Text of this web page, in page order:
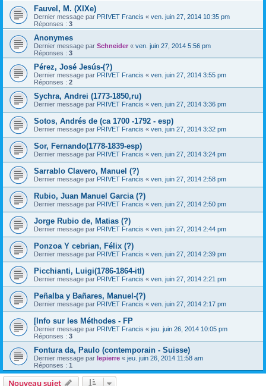
Fauvel, M. (XIXe)
Dernier message par PRIVET Francis « ven. juin 27, 2014 10:35 pm
Réponses : 3
Anonymes
Dernier message par Schneider « ven. juin 27, 2014 5:56 pm
Réponses : 3
Pérez, José Jesús-(?)
Dernier message par PRIVET Francis « ven. juin 27, 2014 3:55 pm
Réponses : 2
Sychra, Andrei (1773-1850,ru)
Dernier message par PRIVET Francis « ven. juin 27, 2014 3:36 pm
Sotos, Andrés de (ca 1700 -1792 - esp)
Dernier message par PRIVET Francis « ven. juin 27, 2014 3:32 pm
Sor, Fernando(1778-1839-esp)
Dernier message par PRIVET Francis « ven. juin 27, 2014 3:24 pm
Sarrablo Clavero, Manuel (?)
Dernier message par PRIVET Francis « ven. juin 27, 2014 2:58 pm
Rubio, Juan Manuel Garcia (?)
Dernier message par PRIVET Francis « ven. juin 27, 2014 2:50 pm
Jorge Rubio de, Matias (?)
Dernier message par PRIVET Francis « ven. juin 27, 2014 2:44 pm
Ponzoa Y cebrian, Félix (?)
Dernier message par PRIVET Francis « ven. juin 27, 2014 2:39 pm
Picchianti, Luigi(1786-1864-itl)
Dernier message par PRIVET Francis « ven. juin 27, 2014 2:21 pm
Peñalba y Bañares, Manuel-(?)
Dernier message par PRIVET Francis « ven. juin 27, 2014 2:17 pm
[Info sur les Méthodes - FP
Dernier message par PRIVET Francis « jeu. juin 26, 2014 10:05 pm
Réponses : 3
Fontura da, Paulo (contemporain - Suisse)
Dernier message par lepierre « jeu. juin 26, 2014 11:58 am
Réponses : 1
Nouveau sujet